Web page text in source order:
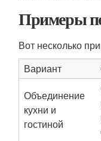
Примеры
Вот несколько
Вариант
Объединение
кухни и
гостиной